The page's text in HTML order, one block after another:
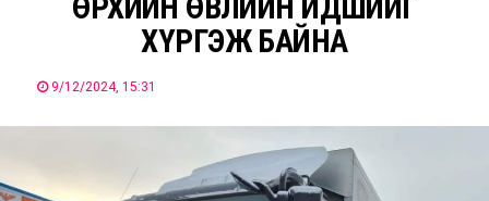
ӨРХИЙН ӨВЛИЙН ИДШИЙГ
ХҮРГЭЖ БАЙНА
9/12/2024, 15:31